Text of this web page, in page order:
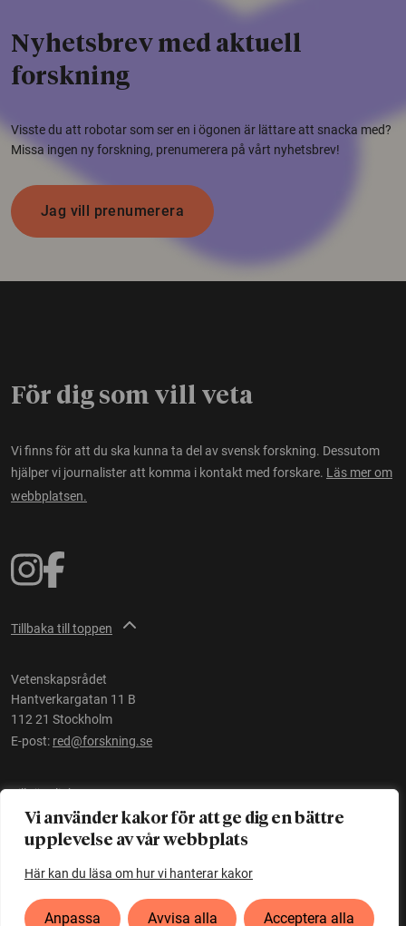
Vi använder kakor för att ge dig en bättre
upplevelse av vår webbplats
Här kan du läsa om hur vi hanterar kakor
Anpassa Avvisa alla Acceptera alla
Nyhetsbrev med aktuell
forskning
Visste du att robotar som ser en i ögonen är lättare att snacka med?
Missa ingen ny forskning, prenumerera på vårt nyhetsbrev!
Jag vill prenumerera
För dig som vill veta
Vi finns för att du ska kunna ta del av svensk forskning. Dessutom
hjälper vi journalister att komma i kontakt med forskare. Läs mer om
webbplatsen.
Tillbaka till toppen
Vetenskapsrådet
Hantverkargatan 11 B
112 21 Stockholm
E-post: red@forskning.se
Tillgänglighet
Ett initiativ avVetenskapsrådet